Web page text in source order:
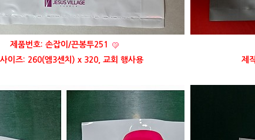
제품번호: 손잡이/끈봉투251
이즈: 260(엠3센치) x 320, 교회 행사용
제